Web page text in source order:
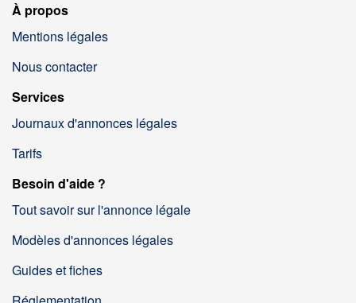
À propos
Mentions légales
Nous contacter
Services
Journaux d'annonces légales
Tarifs
Besoin d'aide ?
Tout savoir sur l'annonce légale
Modèles d'annonces légales
Guides et fiches